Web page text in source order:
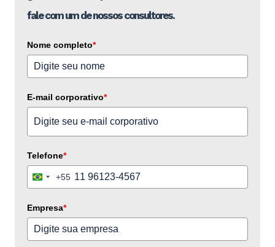
fale com um de nossos consultores.
Nome completo*
E-mail corporativo*
Telefone*
Brazil+55
Empresa*